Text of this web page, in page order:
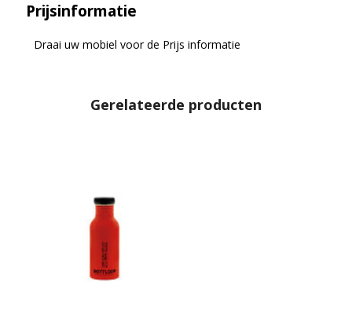
Prijsinformatie
Draai uw mobiel voor de Prijs informatie
Gerelateerde producten